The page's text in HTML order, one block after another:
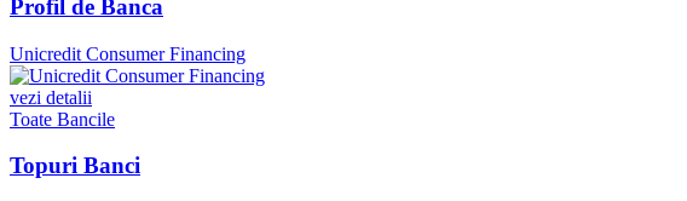
Profil de Banca
Unicredit Consumer Financing
vezi detalii
Toate Bancile
Topuri Banci